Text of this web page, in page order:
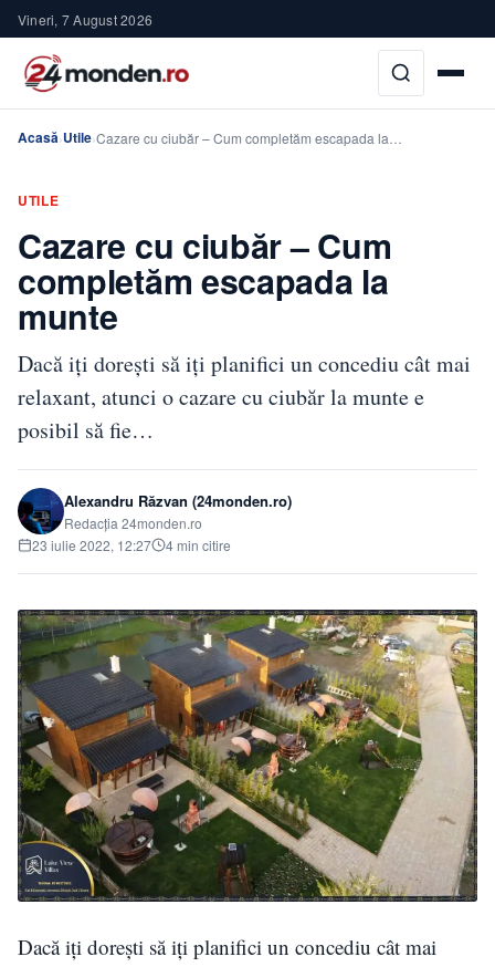
Vineri, 7 August 2026
Acasă›Utile›Cazare cu ciubăr – Cum completăm escapada la…
UTILE
Cazare cu ciubăr – Cum
completăm escapada la
munte
Dacă iți dorești să iți planifici un concediu cât mai
relaxant, atunci o cazare cu ciubăr la munte e
posibil să fie…
Alexandru Răzvan (24monden.ro)
Redacția 24monden.ro
23 iulie 2022, 12:27
4 min citire
Dacă iți dorești să iți planifici un concediu cât mai